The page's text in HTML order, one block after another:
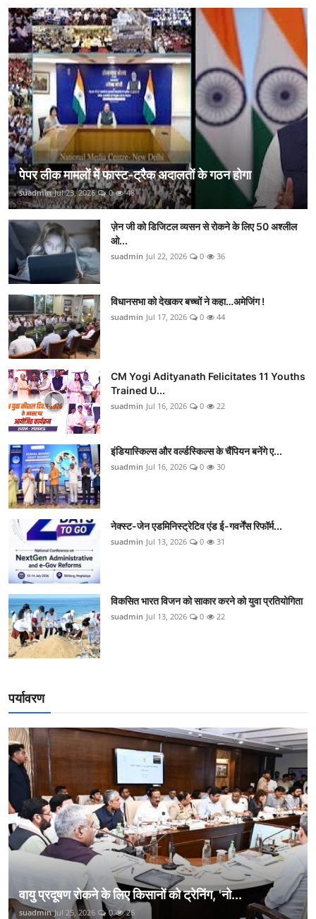
पेपर लीक मामलों में फास्ट-ट्रैक अदालतों के गठन होगा
suadmin Jul 23, 2026 0 48
ज़ेन जी को डिजिटल व्यसन से रोकने के लिए 50 अश्लील
ओ...
suadmin Jul 22, 2026 0 36
विधानसभा को देखकर बच्चों ने कहा…अमेजिंग !
suadmin Jul 17, 2026 0 44
CM Yogi Adityanath Felicitates 11 Youths
Trained U...
suadmin Jul 16, 2026 0 22
इंडियास्किल्स और वर्ल्डस्किल्स के चैंपियन बनेंगे ए...
suadmin Jul 16, 2026 0 30
नेक्स्ट-जेन एडमिनिस्ट्रेटिव एंड ई-गवर्नेंस रिफॉर्म...
suadmin Jul 13, 2026 0 31
विकसित भारत विजन को साकार करने को युवा प्रतियोगिता
suadmin Jul 13, 2026 0 22
पर्यावरण
वायु प्रदूषण रोकने के लिए किसानों को ट्रेनिंग, 'नो...
suadmin Jul 25, 2026 0 26